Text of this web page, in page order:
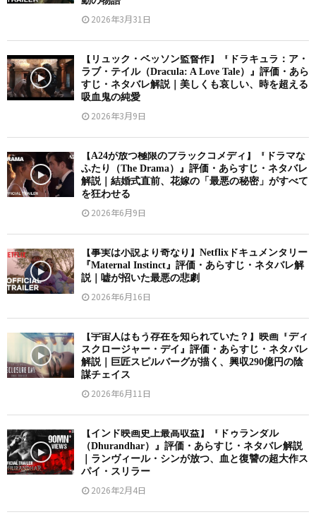
2026年3月31日
【リュック・ベッソン監督作】『ドラキュラ：ア・
ラブ・テイル（Dracula: A Love Tale）』評価・あら
すじ・ネタバレ解説｜美しくも哀しい、時を超える
吸血鬼の純愛
2026年3月9日
【A24が放つ極限のブラックコメディ】『ドラマな
ふたり（The Drama）』評価・あらすじ・ネタバレ
解説｜結婚式直前、花嫁の「最悪の秘密」がすべて
を狂わせる
2026年6月9日
【事実は小説より奇なり】Netflixドキュメンタリー
『Maternal Instinct』評価・あらすじ・ネタバレ解
説｜嘘が招いた最悪の悲劇
2026年6月16日
【宇宙人はもう存在を知られていた？】映画『ディ
スクロージャー・デイ』評価・あらすじ・ネタバレ
解説｜巨匠スピルバーグが描く、興収290億円の陰
謀チェイス
2026年6月11日
【インド映画史上最高収益】『ドゥランダル
（Dhurandhar）』評価・あらすじ・ネタバレ解説
｜ランヴィール・シンが放つ、血と復讐の超大作ス
パイ・スリラー
2026年2月4日